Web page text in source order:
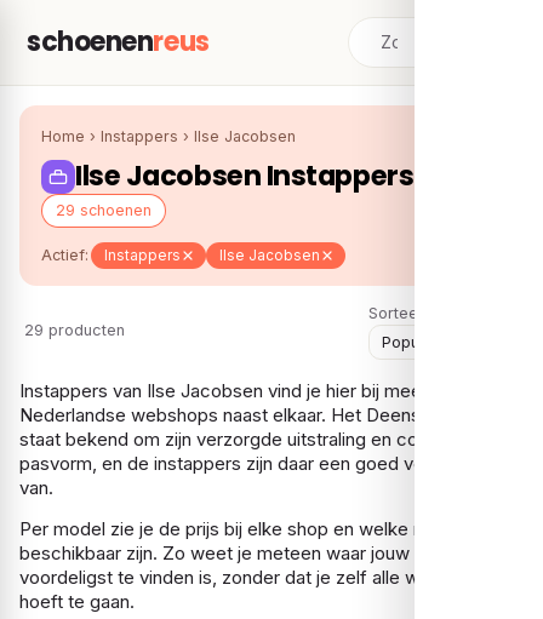
schoenenreus
Home › Instappers › Ilse Jacobsen
Ilse Jacobsen Instappers
29 schoenen
Actief: Instappers Ilse Jacobsen
29 producten
Sorteer:
Instappers van Ilse Jacobsen vind je hier bij meerdere
Nederlandse webshops naast elkaar. Het Deense merk
staat bekend om zijn verzorgde uitstraling en comfortabele
pasvorm, en de instappers zijn daar een goed voorbeeld
van.
Per model zie je de prijs bij elke shop en welke maten er nog
beschikbaar zijn. Zo weet je meteen waar jouw maat het
voordeligst te vinden is, zonder dat je zelf alle winkels af
hoeft te gaan.